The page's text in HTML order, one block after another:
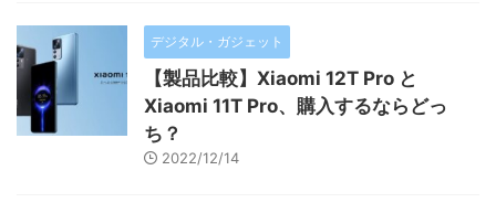
デジタル・ガジェット
【製品比較】Xiaomi 12T Pro と
Xiaomi 11T Pro、購入するならどっ
ち？
2022/12/14